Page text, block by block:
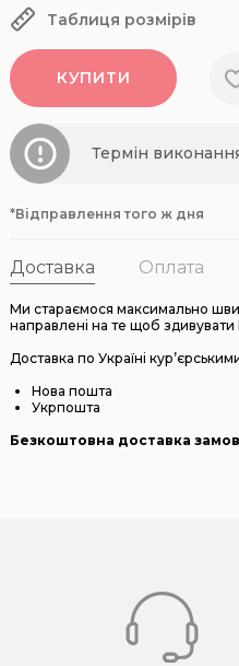
Таблиця розмірів
КУПИТИ
Термін
*Відправлення того ж дня
Доставка Оплата
Ми стараємося максимально
направлені на те щоб
Доставка по Україні
Нова пошта
Укрпошта
Безкоштовна доставка